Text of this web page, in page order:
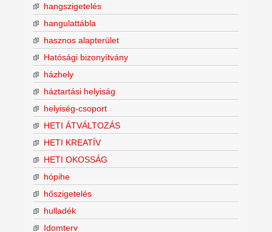
hangszigetelés
hangulattábla
hasznos alapterület
Hatósági bizonyítvány
házhely
háztartási helyiság
helyiség-csoport
HETI ÁTVÁLTOZÁS
HETI KREATÍV
HETI OKOSSÁG
hópihe
hőszigetelés
hulladék
Idomterv